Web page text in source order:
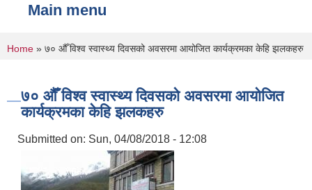
Main menu
You are here
Home » ७० औँ विश्व स्वास्थ्य दिवसको अवसरमा आयोजित कार्यक्रमका केहि झलकहरु
७० औँ विश्व स्वास्थ्य दिवसको अवसरमा आयोजित
कार्यक्रमका केहि झलकहरु
Submitted on: Sun, 04/08/2018 - 12:08